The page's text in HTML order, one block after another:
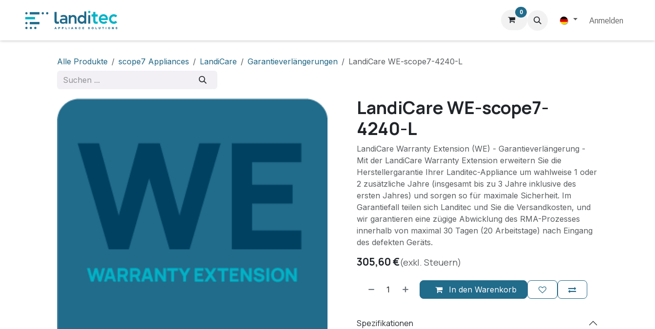
0
Anmelden
Alle Produkte scope7 Appliances LandiCare Garantieverlängerungen LandiCare WE-scope7-4240-L
LandiCare WE-scope7-
4240-L
LandiCare Warranty Extension (WE) - Garantieverlängerung -
Mit der LandiCare Warranty Extension erweitern Sie die
Herstellergarantie Ihrer Landitec-Appliance um wahlweise 1 oder
2 zusätzliche Jahre (insgesamt bis zu 3 Jahre inklusive des
ersten Jahres) und sorgen so für maximale Sicherheit. Im
Garantiefall teilen sich Landitec und Sie die Versandkosten, und
wir garantieren eine zügige Abwicklung des RMA-Prozesses
innerhalb von maximal 30 Tagen (20 Arbeitstage) nach Eingang
des defekten Geräts.
305,60€(exkl. Steuern)
In den Warenkorb
Spezifikationen